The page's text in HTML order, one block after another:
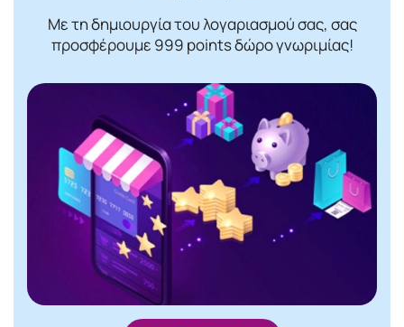
Με τη δημιουργία του λογαριασμού σας, σας
προσφέρουμε 999 points δώρο γνωριμίας!